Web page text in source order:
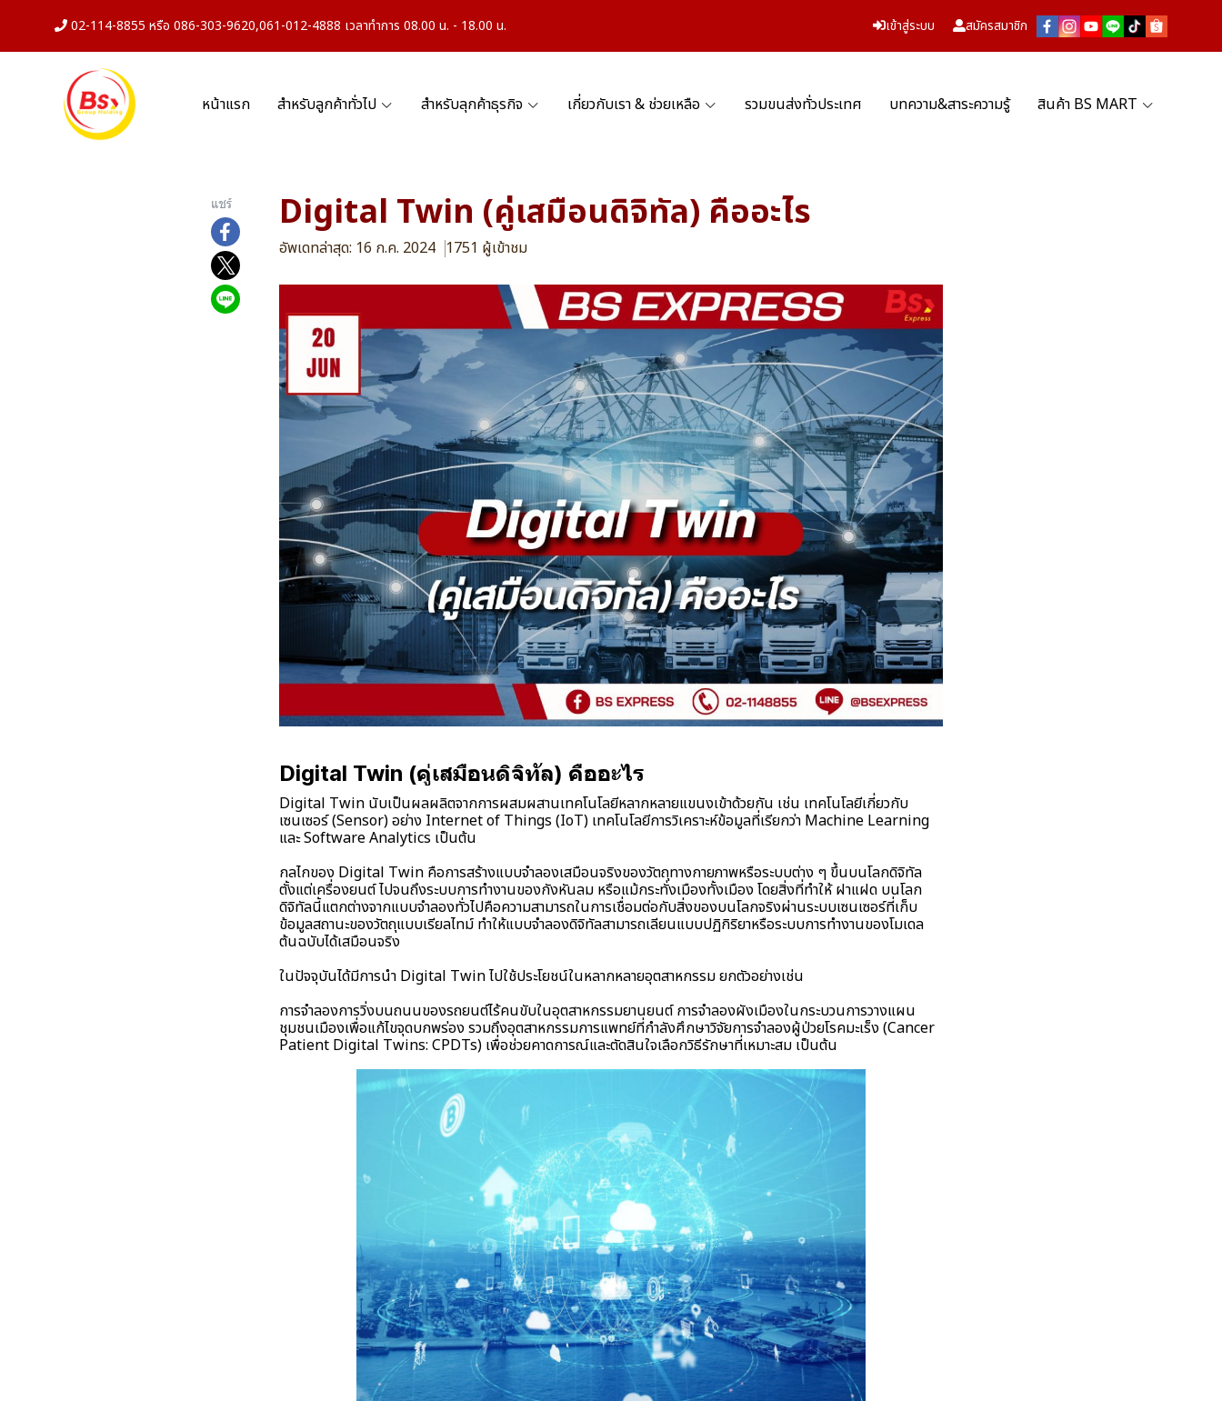
02-114-8855 หรือ 086-303-9620,061-012-4888 เวลาทำการ 08.00 น. - 18.00 น. เข้าสู่ระบบ สมัครสมาชิก
หน้าแรก สำหรับลูกค้าทั่วไป สำหรับลุกค้าธุรกิจ เกี่ยวกับเรา & ช่วยเหลือ รวมขนส่งทั่วประเทศ บทความ&สาระความรู้ สินค้า BS MART
แชร์ Digital Twin (คู่เสมือนดิจิทัล) คืออะไร
อัพเดทล่าสุด: 16 ก.ค. 2024 1751 ผู้เข้าชม
Digital Twin (คู่เสมือนดิจิทัล) คืออะไร
Digital Twin นับเป็นผลผลิตจากการผสมผสานเทคโนโลยีหลากหลายแขนงเข้าด้วยกัน เช่น เทคโนโลยีเกี่ยวกับ
เซนเซอร์ (Sensor) อย่าง Internet of Things (IoT) เทคโนโลยีการวิเคราะห์ข้อมูลที่เรียกว่า Machine Learning
และ Software Analytics เป็นต้น
กลไกของ Digital Twin คือการสร้างแบบจำลองเสมือนจริงของวัตถุทางกายภาพหรือระบบต่าง ๆ ขึ้นบนโลกดิจิทัล
ตั้งแต่เครื่องยนต์ ไปจนถึงระบบการทำงานของกังหันลม หรือแม้กระทั่งเมืองทั้งเมือง โดยสิ่งที่ทำให้ ฝาแฝด บนโลก
ดิจิทัลนี้แตกต่างจากแบบจำลองทั่วไปคือความสามารถในการเชื่อมต่อกับสิ่งของบนโลกจริงผ่านระบบเซนเซอร์ที่เก็บ
ข้อมูลสถานะของวัตถุแบบเรียลไทม์ ทำให้แบบจำลองดิจิทัลสามารถเลียนแบบปฏิกิริยาหรือระบบการทำงานของโมเดล
ต้นฉบับได้เสมือนจริง
ในปัจจุบันได้มีการนำ Digital Twin ไปใช้ประโยชน์ในหลากหลายอุตสาหกรรม ยกตัวอย่างเช่น
การจำลองการวิ่งบนถนนของรถยนต์ไร้คนขับในอุตสาหกรรมยานยนต์ การจำลองผังเมืองในกระบวนการวางแผน
ชุมชนเมืองเพื่อแก้ไขจุดบกพร่อง รวมถึงอุตสาหกรรมการแพทย์ที่กำลังศึกษาวิจัยการจำลองผู้ป่วยโรคมะเร็ง (Cancer
Patient Digital Twins: CPDTs) เพื่อช่วยคาดการณ์และตัดสินใจเลือกวิธีรักษาที่เหมาะสม เป็นต้น